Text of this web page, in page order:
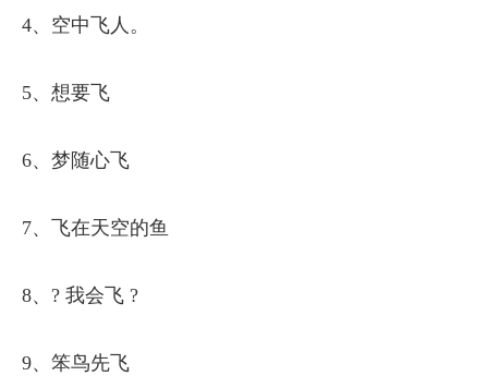
4、空中飞人。
5、想要飞
6、梦随心飞
7、飞在天空的鱼
8、? 我会飞 ?
9、笨鸟先飞